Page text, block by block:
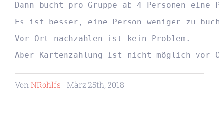
Dann bucht pro Gruppe ab 4 Personen
Es ist besser, eine Person weniger zu
Vor Ort nachzahlen ist kein Problem.
Aber Kartenzahlung ist nicht möglich vor
Von NRohlfs | März 25th, 2018